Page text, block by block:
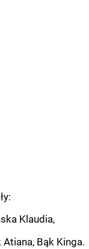
Klaudia,
Bąk Kinga.